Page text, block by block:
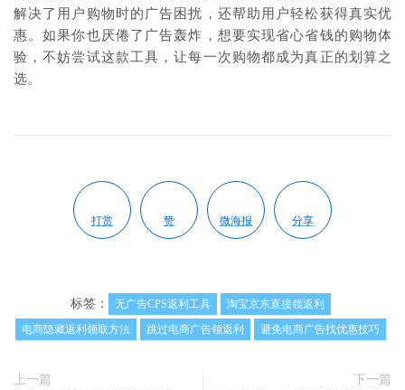
解决了用户购物时的广告困扰，还帮助用户轻松获得真实优
惠。如果你也厌倦了广告轰炸，想要实现省心省钱的购物体
验，不妨尝试这款工具，让每一次购物都成为真正的划算之
选。
打赏 赞 微海报 分享
标签： 无广告CPS返利工具
淘宝京东直接领返利
电商隐藏返利领取方法
跳过电商广告领返利 避免电商广告找优惠技巧
上一篇
下一篇